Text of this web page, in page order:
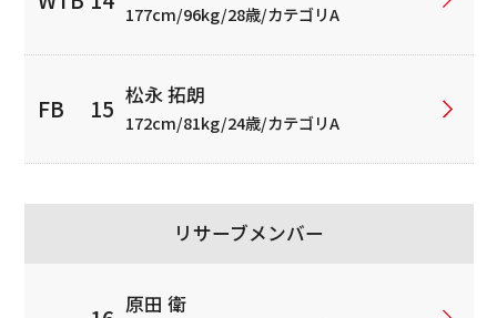
177cm/96kg/28歳/カテゴリA
松永 拓朗
172cm/81kg/24歳/カテゴリA
リサーブメンバー
原田 衛